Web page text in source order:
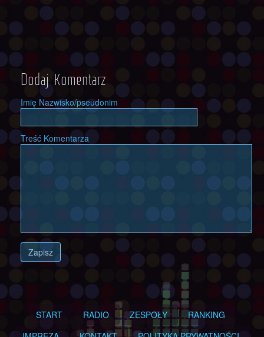
Dodaj Komentarz
Imię Nazwisko/pseudonim
Treść Komentarza
Zapisz
START RADIO ZESPOŁY
RANKING